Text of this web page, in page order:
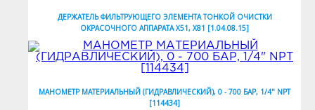
ДЕРЖАТЕЛЬ ФИЛЬТРУЮЩЕГО ЭЛЕМЕНТА ТОНКОЙ ОЧИСТКИ
ОКРАСОЧНОГО АППАРАТА X51, X81 [1.04.08.15]
МАНОМЕТР МАТЕРИАЛЬНЫЙ (ГИДРАВЛИЧЕСКИЙ), 0 - 700 БАР, 1/4" NPT
[114434]